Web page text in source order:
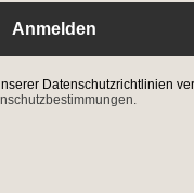
Anmelden
Datenschutzrichtlinien